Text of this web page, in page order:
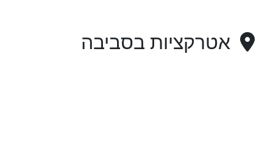
אטרקציות בסביבה